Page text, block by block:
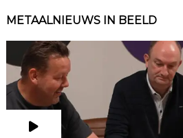
METAALNIEUWS IN BEELD